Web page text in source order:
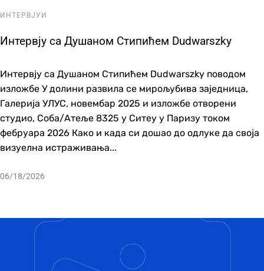
ИНТЕРВЈУИ
Интервју са Душаном Стипићем Dudwarszky
Интервју са Душаном Стипићем Dudwarszky поводом
изложбе У долини развила се мирољубива заједница,
Галерија УЛУС, новембар 2025 и изложбе отворени
студио, Соба/Атеље 8325 у Ситеу у Паризу током
фебруара 2026 Како и када си дошао до одлуке да своја
визуелна истраживања...
06/18/2026